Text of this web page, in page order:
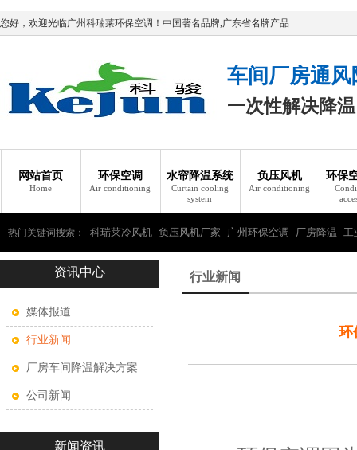
您好，欢迎光临广州科瑞莱环保空调！中国著名品牌,广东省名牌产品
车间厂房通
一次性解决降
网站首页
Home
环保空调
Air conditioning
水帘降温系统
Curtain cooling
system
负压风机
Air conditioning
环保
热门关键词搜索： 科瑞莱冷风机 负压风机厂家 广州环保空调 厂房降温 工
瑞莱环保空调资讯中心
媒体报道
行业新闻
厂房车间降温解决方案
公司新闻
新闻资讯
行业新闻
环